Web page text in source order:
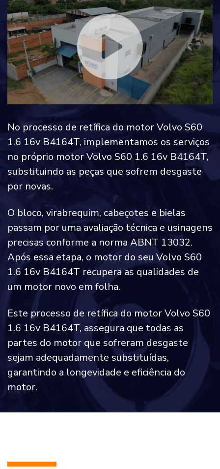
No processo de retífica do motor Volvo S60
1.6 16v B4164T, implementamos os serviços
no próprio motor Volvo S60 1.6 16v B4164T,
substituindo as peças que sofrem desgaste
por novas.
O bloco, virabrequim, cabeçotes e bielas
passam por uma avaliação técnica e usinagens
precisas conforme a norma ABNT 13032.
Após essa etapa, o motor do seu Volvo S60
1.6 16v B4164T recupera as qualidades de
um motor novo em folha.
Este processo de retífica do motor Volvo S60
1.6 16v B4164T, assegura que todas as
partes do motor que sofreram desgaste
sejam adequadamente substituídas,
garantindo a longevidade e eficiência do
motor.